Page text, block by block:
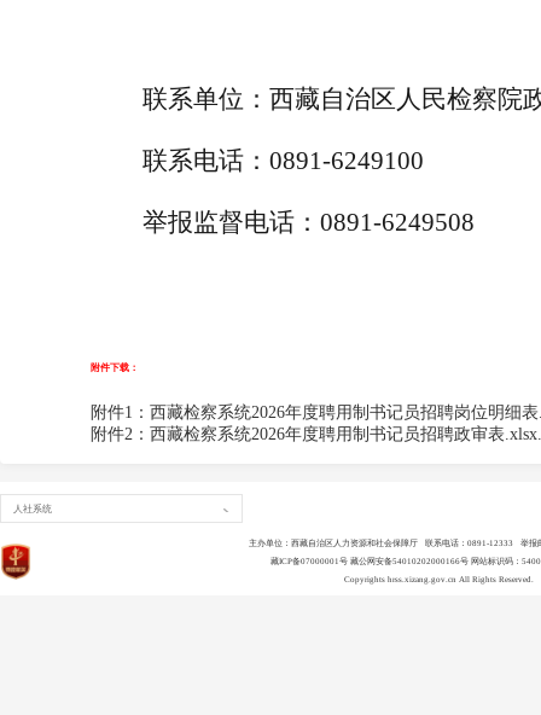
联系单位 ：西藏自治区人民检察院
联系电话 ： 0891-6249100
举报监督电话 ： 0891-6249508
附件下载：
附件1：西藏检察系统2026年度聘用制书记员招聘岗位明细
附件2：西藏检察系统2026年度聘用制书记员招聘政审表
人社系统
主办单位：西藏自治区人力资源和社会保障厅 联系电话：0891-12333 举报
藏ICP备07000001号 藏公网安备54010202000166号 网站标识码：
Copyrights hrss.xizang.gov.cn All Rights Reserved.